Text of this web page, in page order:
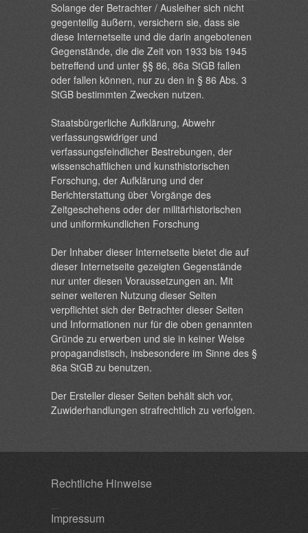
Solange der Betrachter / Ausleiher sich nicht
gegenteilig äußern, versichern sie, dass sie
diese Internetseite und die darin angebotenen
Gegenstände, die die Zeit von 1933 bis 1945
betreffend und unter §§ 86, 86a StGB fallen
oder fallen können, nur zu den in § 86 Abs. 3
StGB bestimmten Zwecken nutzen.
Staatsbürgerliche Aufklärung, Abwehr
verfassungswidriger und
verfassungsfeindlicher Bestrebungen, der
wissenschaftlichen und kunsthistorischen
Forschung, der Aufklärung und der
Berichterstattung über Vorgänge des
Zeitgeschehens oder der militärhistorischen
und uniformkundlichen Forschung
Der Inhaber dieser Internetseite bietet die auf
dieser Internetseite gezeigten Gegenstände
nur unter diesen Voraussetzungen an. Mit
seiner weiteren Nutzung dieser Seiten
verpflichtet sich der Betrachter dieser Seiten
und Informationen nur für die oben genannten
Gründe zu erwerben und sie in keiner Weise
propagandistisch, insbesondere im Sinne des §
86a StGB zu benutzen.
Der Ersteller dieser Seiten behält sich vor,
Zuwiderhandlungen strafrechtlich zu verfolgen.
Rechtliche Hinweise
Impressum